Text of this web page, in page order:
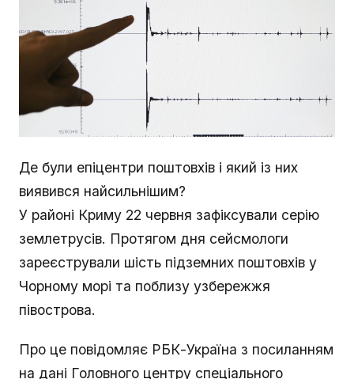
Де були епіцентри поштовхів і який із них
виявився найсильнішим?
У районі Криму 22 червня зафіксували серію
землетрусів. Протягом дня сейсмологи
зареєстрували шість підземних поштовхів у
Чорному морі та поблизу узбережжя
півострова.
Про це повідомляє РБК-Україна з посиланням
на дані Головного центру спеціального